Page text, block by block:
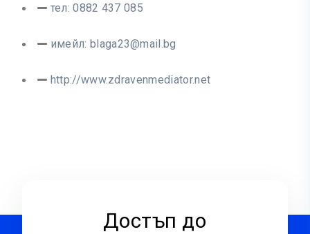
тел: 0882 437 085
имейл: blaga23@mail.bg
http://www.zdravenmediator.net
Достъп до